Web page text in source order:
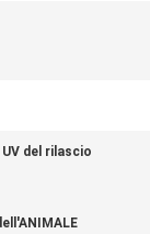
del rilascio